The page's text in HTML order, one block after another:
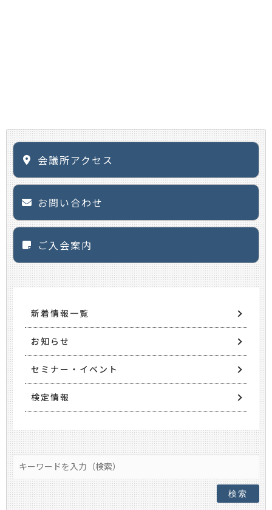
会議所アクセス
お問い合わせ
ご入会案内
新着情報一覧
お知らせ
セミナー・イベント
検定情報
検索